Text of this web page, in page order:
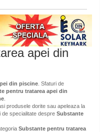
apei din
din piscine . Sfaturi de
pentru tratarea apei din
produsele dorite sau apeleaza la
specialitate despre Substante
Substante pentru tratarea